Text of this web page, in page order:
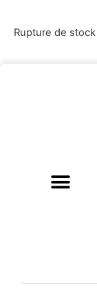
Rupture de stock